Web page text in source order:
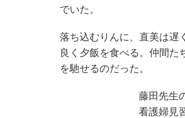
でいた。
落ち込むりんに、直美は遅
良く夕飯を食べる。仲間た
を馳せるのだった。
藤田先生
看護婦見